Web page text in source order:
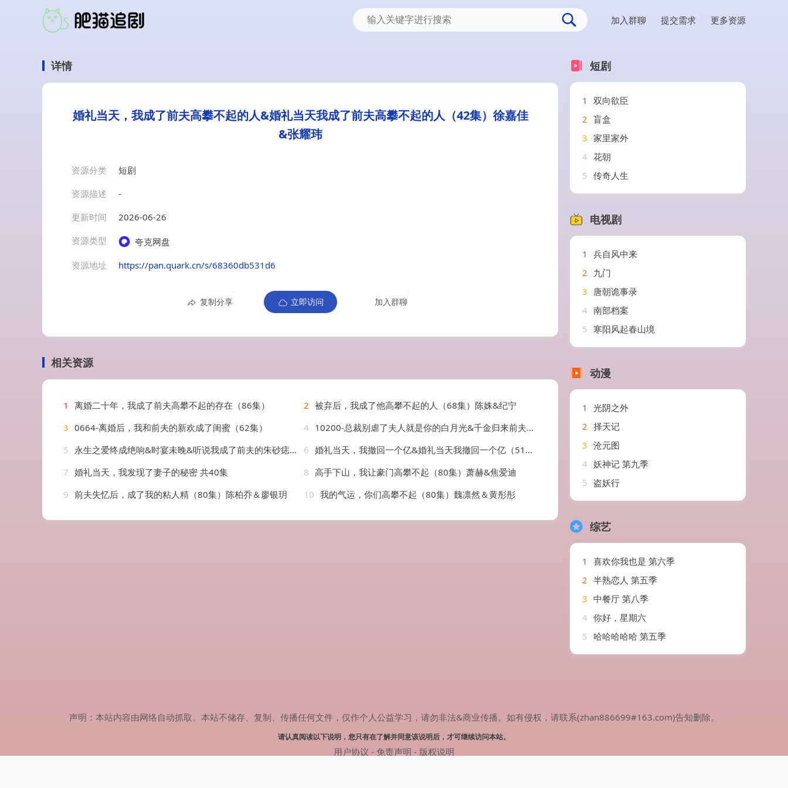
加入群聊 提交需求 更多资源
详情
婚礼当天，我成了前夫高攀不起的人&婚礼当天我成了前夫高攀不起的人（42集）徐嘉佳
&张耀玮
资源分类
短剧
资源描述
-
更新时间
2026-06-26
资源类型
夸克网盘
资源地址
https://pan.quark.cn/s/68360db531d6
复制分享 立即访问 加入群聊
相关资源
1 离婚二十年，我成了前夫高攀不起的存在（86集） 2 被弃后，我成了他高攀不起的人（68集）陈姝&纪宁
3 0664-离婚后，我和前夫的新欢成了闺蜜（62集） 4 10200-总裁别虐了夫人就是你的白月光&千金归来前夫他高攀不起（80集）徐忠慧
5 永生之爱终成绝响&时宴未晚&听说我成了前夫的朱砂痣（56集）赵英男&尹一博 6 婚礼当天，我撤回一个亿&婚礼当天我撤回一个亿（51集）宗妍初&贺龙天
7 婚礼当天，我发现了妻子的秘密 共40集 8 高手下山，我让豪门高攀不起（80集）萧赫&焦爱迪
9 前夫失忆后，成了我的粘人精（80集）陈柏乔＆廖银玥 10 我的气运，你们高攀不起（80集）魏凛然＆黄彤彤
短剧
1
双向欲臣
2 盲盒
3 家里家外
4 花朝
5 传奇人生
电视剧
1
兵自风中来
2 九门
3 唐朝诡事录
4 南部档案
5 寒阳风起春山境
动漫
1
光阴之外
2 择天记
3 沧元图
4 妖神记 第九季
5 盗妖行
综艺
1
喜欢你我也是 第六季
2 半熟恋人 第五季
3 中餐厅 第八季
4 你好，星期六
5 哈哈哈哈哈 第五季
声明：本站内容由网络自动抓取。本站不储存、复制、传播任何文件，仅作个人公益学习，请勿非法&商业传播。如有侵权，请联系(zhan886699#163.com)告知删除。
请认真阅读以下说明，您只有在了解并同意该说明后，才可继续访问本站。
用户协议 - 免责声明 - 版权说明